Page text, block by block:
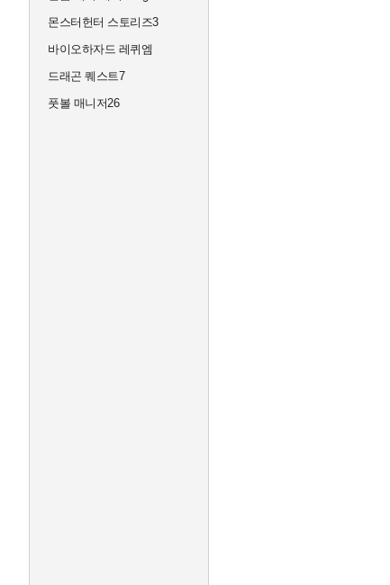
몬스터헌터 스토리즈3
바이오하자드 레퀴엠
드래곤 퀘스트7
풋볼 매니저26